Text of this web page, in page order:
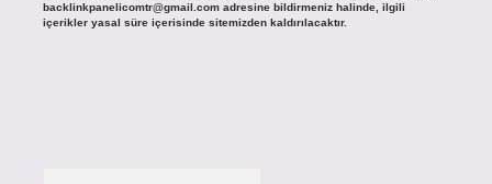
backlinkpanelicomtr@gmail.comadresine bildirmeniz halinde, ilgili
içerikler yasal süre içerisinde sitemizden kaldırılacaktır.